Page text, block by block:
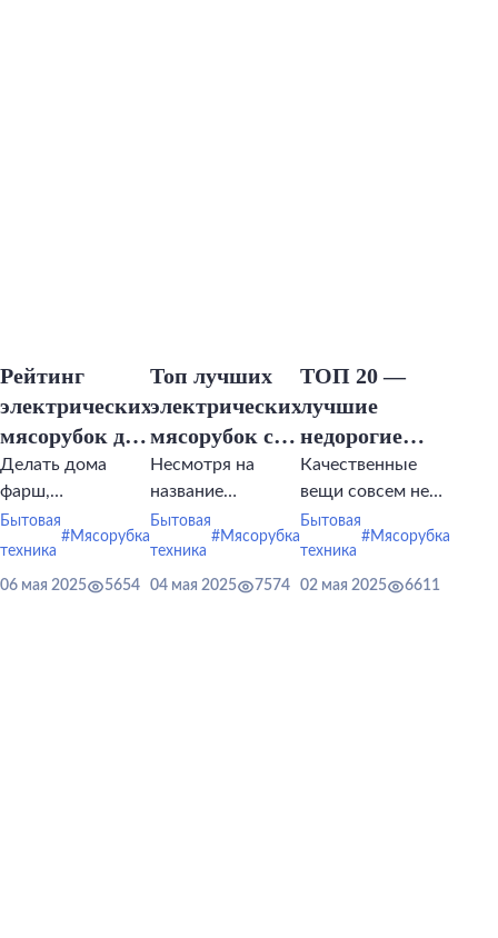
Рейтинг
электрических
мясорубок до
10 000 рублей
Делать дома
фарш,
полуфабрикаты
из мяса и овощей
Бытовая
техника
#Мясорубка
06 мая 2025 5654
Топ лучших
электрических
мясорубок с
функцией
овощерезки
2025 года
Несмотря на
название
возможности
современных
мясорубок не
Бытовая
техника
#Мясорубка
04 мая 2025 7574
ТОП 20 —
лучшие
недорогие
мясорубки
2025 года
Качественные
вещи совсем не
обязательно
стоят дорого.
Бытовая
техника
#Мясорубка
02 мая 2025 6611